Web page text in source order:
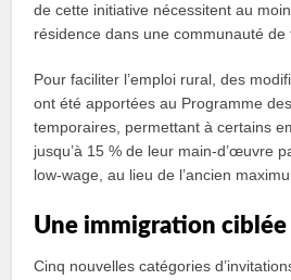
de cette initiative nécessitent au
résidence dans une communauté de
Pour faciliter l’emploi rural, des
ont été apportées au Programme
temporaires, permettant à certains
jusqu’à 15 % de leur main-d’œuvre
low-wage, au lieu de l’ancien
Une immigration
Cinq nouvelles catégories